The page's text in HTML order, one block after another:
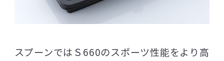
スプーンではＳ660のスポーツ性能をより高